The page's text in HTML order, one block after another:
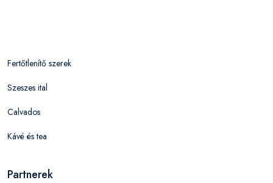
Fertőtlenítő szerek
Szeszes ital
Calvados
Kávé és tea
Partnerek